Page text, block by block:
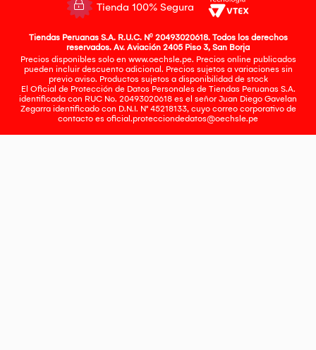
Tienda 100% Segura
Tiendas Peruanas S.A. R.U.C. Nº 20493020618. Todos los derechos
reservados. Av. Aviación 2405 Piso 3, San Borja
Precios disponibles solo en www.oechsle.pe. Precios online publicados
pueden incluir descuento adicional. Precios sujetos a variaciones sin
previo aviso. Productos sujetos a disponibilidad de stock
El Oficial de Protección de Datos Personales de Tiendas Peruanas S.A.
identificada con RUC No. 20493020618 es el señor Juan Diego Gavelan
Zegarra identificado con D.N.I. N° 45218133, cuyo correo corporativo de
contacto es oficial.protecciondedatos@oechsle.pe